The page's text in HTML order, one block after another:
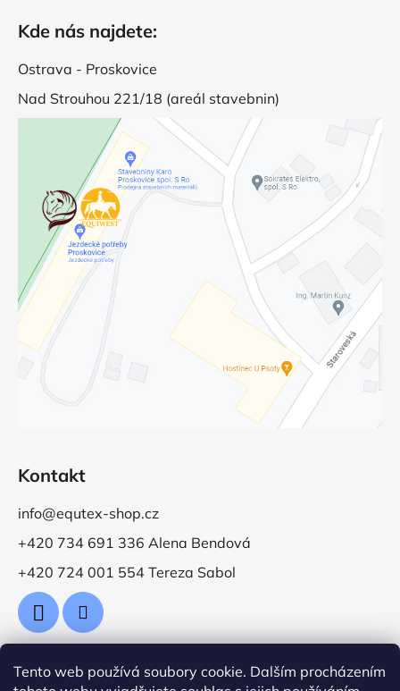
Tento web používá soubory cookie. Dalším procházením
Kde nás najdete:
Ostrava - Proskovice
Nad Strouhou 221/18 (areál stavebnin)
Kontakt
info@equtex-shop.cz
+420 734 691 336 Alena Bendová
+420 724 001 554 Tereza Sabol
Přijímáme online platby